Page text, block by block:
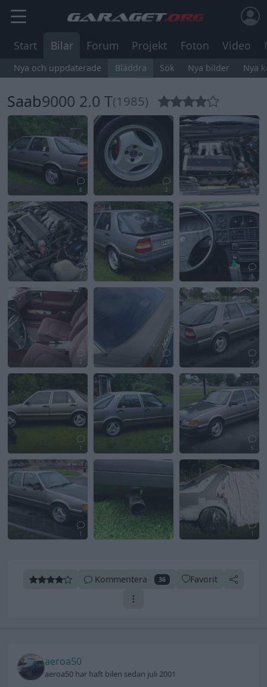
Start Bilar Forum Projekt Foton Video
Nya och uppdaterade Bläddra Sök Nya bilder Nya
Saab9000 2.0 T(1985)
8 2
2 5
2 3 4
1 2 5
1 1
Kommentera 36 Favorit
aeroa50
aeroa50 har haft bilen sedan juli 2001